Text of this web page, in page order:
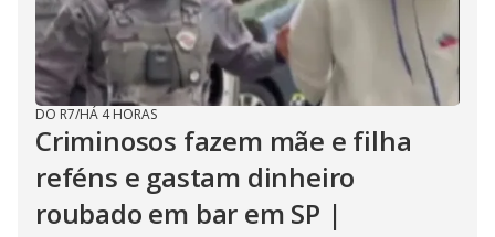
DO R7/HÁ 4 HORAS
Criminosos fazem mãe e filha
reféns e gastam dinheiro
roubado em bar em SP |